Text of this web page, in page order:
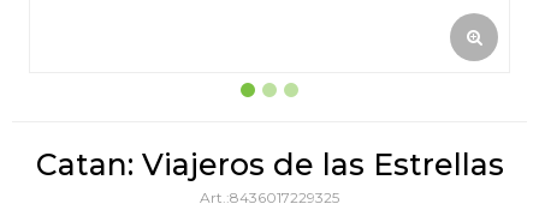
Catan: Viajeros de las Estrellas
8436017229325